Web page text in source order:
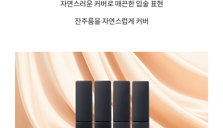
자연스러운 커버로 매끈한 입술 표현
잔주름을 자연스럽게 커버